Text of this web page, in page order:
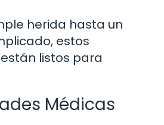
herida hasta un
estos
listos para
Médicas